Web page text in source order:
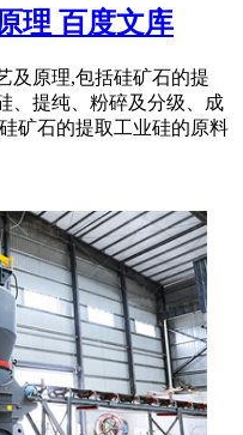
理 百度文库
及原理,包括硅矿石的提
、提纯、粉碎及分级、成
矿石的提取工业硅的原料